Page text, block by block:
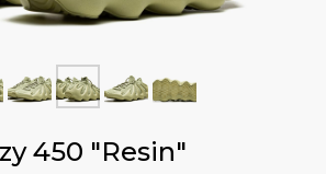
450 "Resin"